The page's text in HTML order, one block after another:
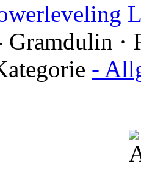
Gramdulin ·
-